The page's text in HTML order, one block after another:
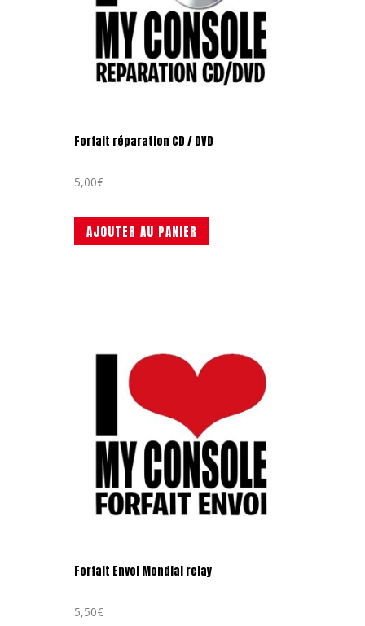
Forfait réparation CD / DVD
5,00€
AJOUTER AU PANIER
Forfait Envoi Mondial relay
5,50€